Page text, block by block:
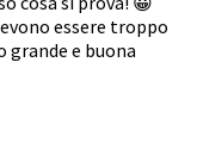
essere troppo
grande e buona